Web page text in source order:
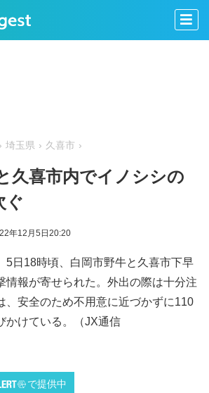
埼玉県 久喜市
久喜市内でイノシシの
ぐ
年12月5日20:20
5日18時頃、白岡市野牛と久喜市下早
情報が寄せられた。外出の際は十分注
、安全のため不用意に近づかずに110
かけている。（JX通信
で提供中